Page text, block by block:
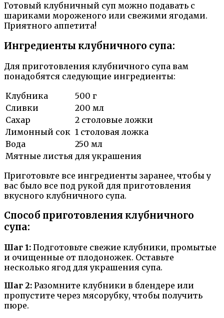
Готовый клубничный суп можно подавать с
шариками мороженого или свежими ягодами.
Приятного аппетита!
Ингредиенты клубничного супа:
Для приготовления клубничного супа вам
понадобятся следующие ингредиенты:
Клубника
500 г
Сливки
200 мл
Сахар
2 столовые ложки
Лимонный сок 1 столовая ложка
Вода
250 мл
Мятные листья для украшения
Приготовьте все ингредиенты заранее, чтобы у
вас было все под рукой для приготовления
вкусного клубничного супа.
Способ приготовления клубничного
супа:
Шаг 1: Подготовьте свежие клубники, промытые
и очищенные от плодоножек. Оставьте
несколько ягод для украшения супа.
Шаг 2: Разомните клубники в блендере или
пропустите через мясорубку, чтобы получить
пюре.